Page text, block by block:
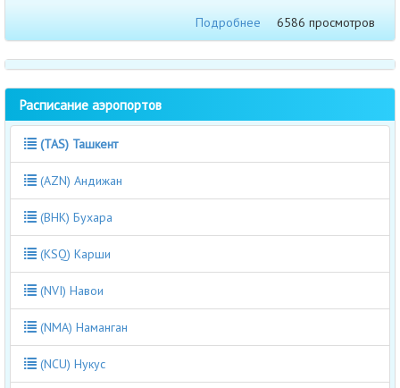
Подробнее
6586 просмотров
Расписание аэропортов
(TAS) Ташкент
(AZN) Андижан
(BHK) Бухара
(KSQ) Карши
(NVI) Навои
(NMA) Наманган
(NCU) Нукус